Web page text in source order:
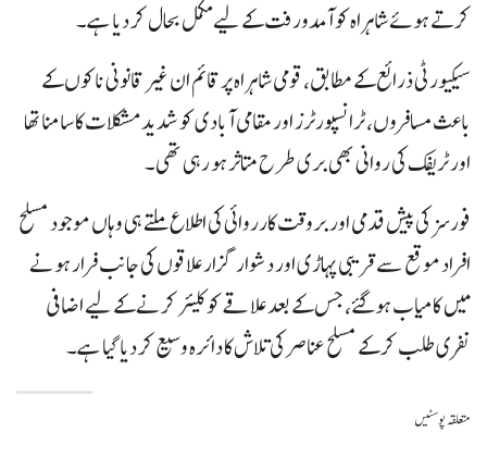
کرتے ہوئے شاہراہ کو آمدورفت کے لیے مکمل بحال کر دیا ہے۔
سیکیورٹی ذرائع کے مطابق، قومی شاہراہ پر قائم ان غیر قانونی ناکوں کے
باعث مسافروں، ٹرانسپورٹرز اور مقامی آبادی کو شدید مشکلات کا سامنا تھا
اور ٹریفک کی روانی بھی بری طرح متاثر ہو رہی تھی۔
فورسز کی پیش قدمی اور بروقت کارروائی کی اطلاع ملتے ہی وہاں موجود مسلح
افراد موقع سے قریبی پہاڑی اور دشوار گزار علاقوں کی جانب فرار ہونے
میں کامیاب ہوگئے، جس کے بعد علاقے کو کلیئر کرنے کے لیے اضافی
نفری طلب کر کے مسلح عناصر کی تلاش کا دائرہ وسیع کر دیا گیا ہے۔
متعلقہ پوسٹیں